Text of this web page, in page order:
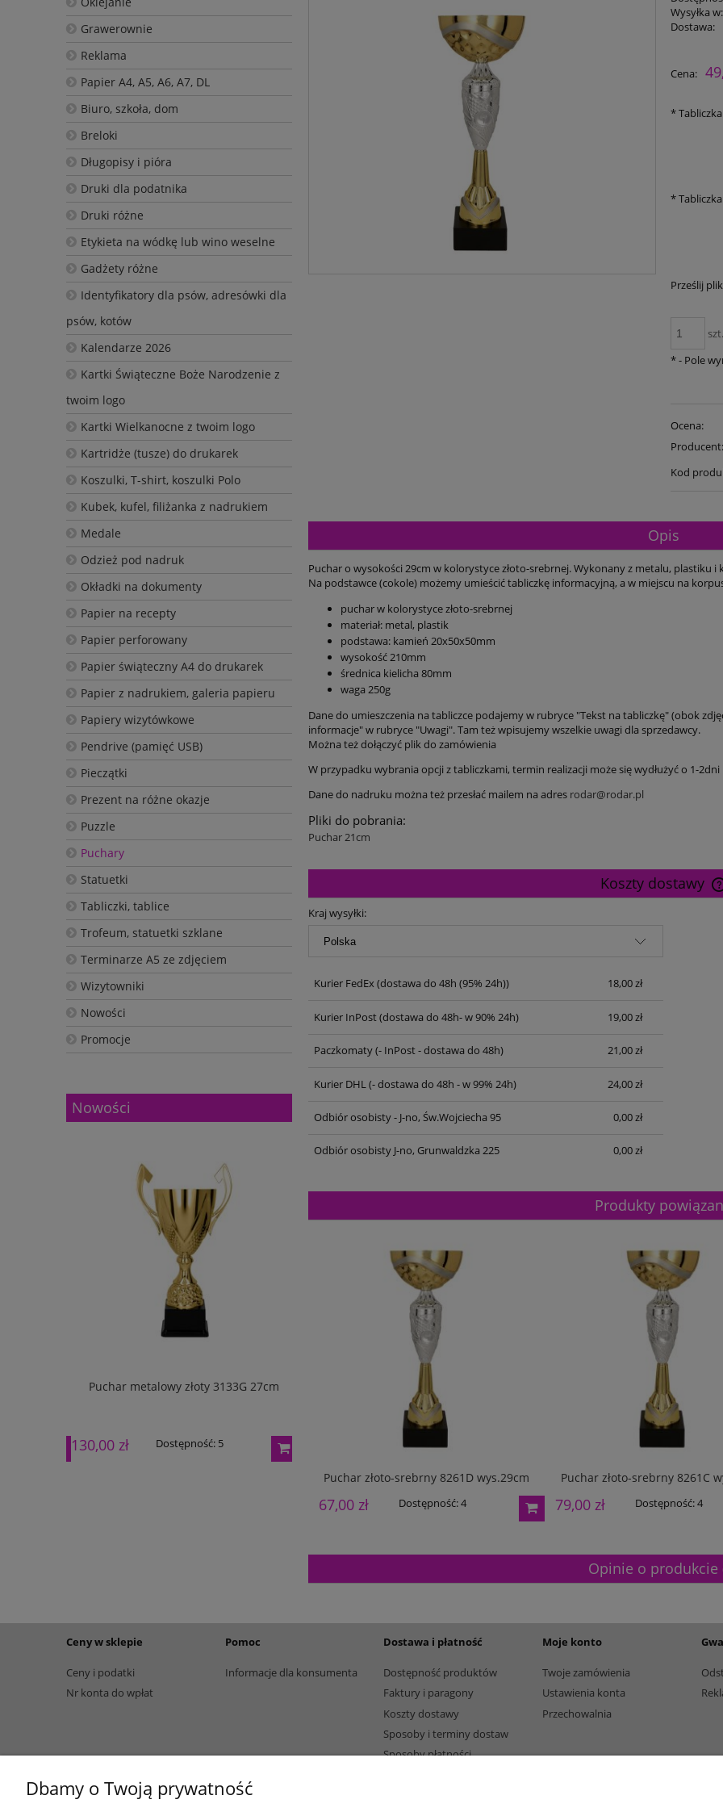
Grawerownie
Reklama
Papier A4, A5, A6, A7, DL
Biuro, szkoła, dom
Breloki
Długopisy i pióra
Druki dla podatnika
Druki różne
Etykieta na wódkę lub wino weselne
Gadżety różne
Identyfikatory dla psów, adresówki dla
psów, kotów
Kalendarze 2026
Kartki Świąteczne Boże Narodzenie z
twoim logo
Kartki Wielkanocne z twoim logo
Kartridże (tusze) do drukarek
Koszulki, T-shirt, koszulki Polo
Kubek, kufel, filiżanka z nadrukiem
Medale
Odzież pod nadruk
Okładki na dokumenty
Papier na recepty
Papier perforowany
Papier świąteczny A4 do drukarek
Papier z nadrukiem, galeria papieru
Papiery wizytówkowe
Pendrive (pamięć USB)
Pieczątki
Prezent na różne okazje
Puzzle
Puchary
Statuetki
Tabliczki, tablice
Trofeum, statuetki szklane
Terminarze A5 ze zdjęciem
Wizytowniki
Nowości
Promocje
Nowości
Puchar metalowy złoty 3133G 27cm
130,00 zł Dostępność: 5
Puchar metalowy złoty 3133F 32cm
Dostępność:
Puchar metalowy złoty 3133E 37cm
Dostępność:
Wysyłka w:
Dostawa:
Cena:
*
*
Prześlij
szt.
*- Pole
Ocena:
Producent:
Kod
Opis
Puchar o wysokości 29cm w kolorystyce złoto-srebrnej. Wykonany z metalu, plastiku i
Na podstawce (cokole) możemy umieścić tabliczkę informacyjną, a w miejscu na
puchar w kolorystyce złoto-srebrnej
materiał: metal, plastik
podstawa: kamień 20x50x50mm
wysokość 210mm
średnica kielicha 80mm
waga 250g
Dane do umieszczenia na tabliczce podajemy w rubryce "Tekst na tabliczkę" (obok
informacje" w rubryce "Uwagi". Tam też wpisujemy wszelkie uwagi dla sprzedawcy.
Można też dołączyć plik do zamówienia
W przypadku wybrania opcji z tabliczkami, termin realizacji może się wydłużyć o 1-2dni
Dane do nadruku można też przesłać mailem na adres rodar@rodar.pl
Pliki do pobrania:
Puchar 21cm
Koszty dostawy
Kraj wysyłki:
Kurier FedEx(dostawa do 48h (95% 24h)) 18,00 zł
Kurier InPost(dostawa do 48h- w 90% 24h) 19,00 zł
Paczkomaty(- InPost - dostawa do 48h) 21,00 zł
Kurier DHL(- dostawa do 48h - w 99% 24h) 24,00 zł
Odbiór osobisty - J-no, Św.Wojciecha 95 0,00 zł
Odbiór osobisty J-no, Grunwaldzka 225 0,00 zł
Produkty
Puchar złoto-srebrny 8261D wys.29cm
67,00 zł Dostępność:4
Puchar złoto-srebrny 8261C
79,00 zł Dostępność:4
Opinie o produkcie
Ceny w sklepie
Ceny i podatki
Nr konta do wpłat
Pomoc
Informacje dla konsumenta
Dostawa i płatność
Dostępność produktów
Faktury i paragony
Koszty dostawy
Sposoby i terminy dostaw
Sposoby płatności
Moje konto
Twoje zamówienia
Ustawienia konta
Przechowalnia
Dbamy o Twoją prywatność